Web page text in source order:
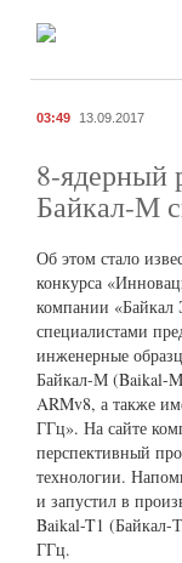
03:49 13.09.2017
8-ядерный
Байкал-М
Об этом стало
конкурса
компании
специалистами
инженерные
Байкал-М (Baikal-
ARMv8, а также
ГГц». На сайте
перспективный
технологии.
и запустил в
Baikal-T1 (Байкал-
ГГц.